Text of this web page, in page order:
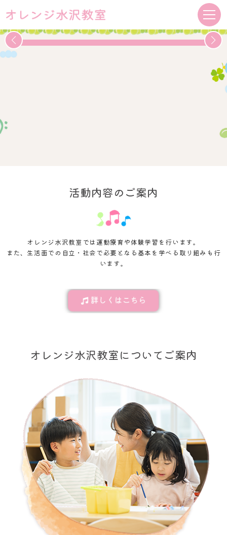
活動内容のご案内
オレンジ水沢教室では運動療育や体験学習を行います。
また、生活面での自立・社会で必要となる基本を学べる取り組みも行
います。
オレンジ水沢教室についてご案内